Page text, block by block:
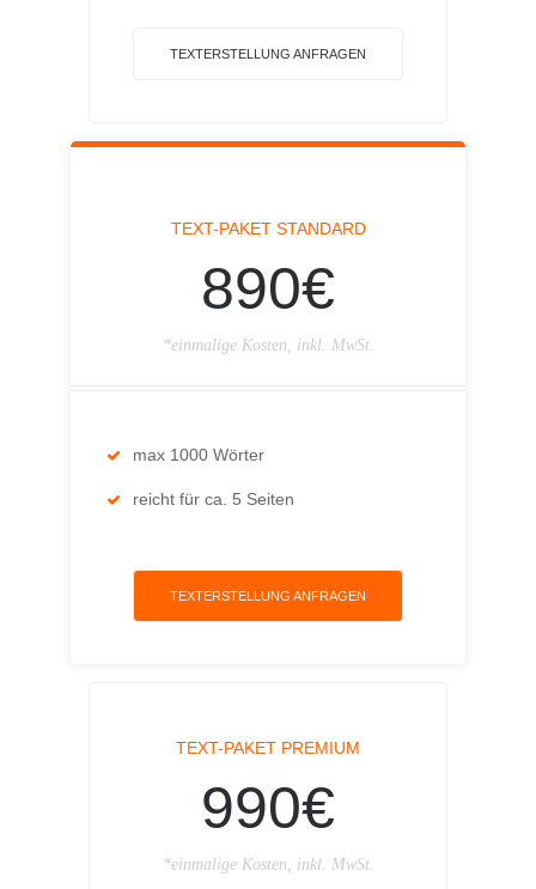
TEXTERSTELLUNG ANFRAGEN
TEXT-PAKET STANDARD
890€
*einmalige Kosten, inkl. MwSt.
max 1000 Wörter
reicht für ca. 5 Seiten
TEXTERSTELLUNG ANFRAGEN
TEXT-PAKET PREMIUM
990€
*einmalige Kosten, inkl. MwSt.